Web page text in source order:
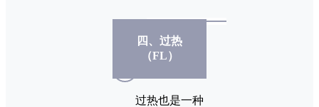
四、过热
（FL）
过热也是一种